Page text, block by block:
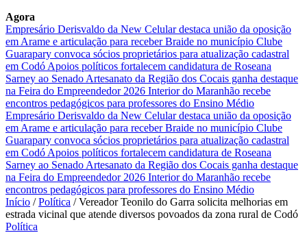
Agora
Empresário Derisvaldo da New Celular destaca união da oposição
em Arame e articulação para receber Braide no município Clube
Guarapary convoca sócios proprietários para atualização cadastral
em Codó Apoios políticos fortalecem candidatura de Roseana
Sarney ao Senado Artesanato da Região dos Cocais ganha destaque
na Feira do Empreendedor 2026 Interior do Maranhão recebe
encontros pedagógicos para professores do Ensino Médio
Empresário Derisvaldo da New Celular destaca união da oposição
em Arame e articulação para receber Braide no município Clube
Guarapary convoca sócios proprietários para atualização cadastral
em Codó Apoios políticos fortalecem candidatura de Roseana
Sarney ao Senado Artesanato da Região dos Cocais ganha destaque
na Feira do Empreendedor 2026 Interior do Maranhão recebe
encontros pedagógicos para professores do Ensino Médio
Início / Política / Vereador Teonilo do Garra solicita melhorias em
estrada vicinal que atende diversos povoados da zona rural de Codó
Política